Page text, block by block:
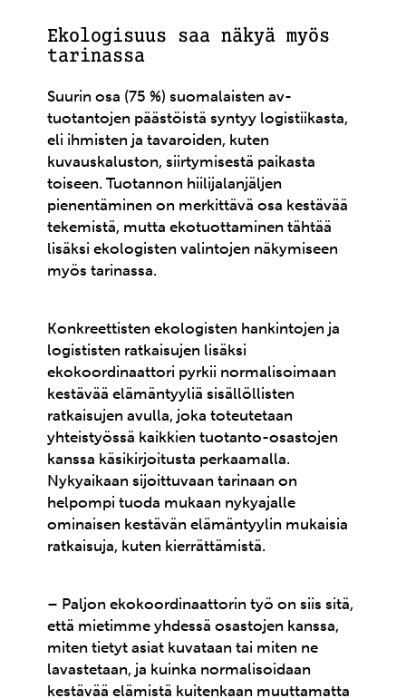
Ekologisuus saa näkyä myös
tarinassa
Suurin osa (75 %) suomalaisten av-
tuotantojen päästöistä syntyy logistiikasta,
eli ihmisten ja tavaroiden, kuten
kuvauskaluston, siirtymisestä paikasta
toiseen. Tuotannon hiilijalanjäljen
pienentäminen on merkittävä osa kestävää
tekemistä, mutta ekotuottaminen tähtää
lisäksi ekologisten valintojen näkymiseen
myös tarinassa.
Konkreettisten ekologisten hankintojen ja
logististen ratkaisujen lisäksi
ekokoordinaattori pyrkii normalisoimaan
kestävää elämäntyyliä sisällöllisten
ratkaisujen avulla, joka toteutetaan
yhteistyössä kaikkien tuotanto-osastojen
kanssa käsikirjoitusta perkaamalla.
Nykyaikaan sijoittuvaan tarinaan on
helpompi tuoda mukaan nykyajalle
ominaisen kestävän elämäntyylin mukaisia
ratkaisuja, kuten kierrättämistä.
– Paljon ekokoordinaattorin työ on siis sitä,
että mietimme yhdessä osastojen kanssa,
miten tietyt asiat kuvataan tai miten ne
lavastetaan, ja kuinka normalisoidaan
kestävää elämistä kuitenkaan muuttamatta